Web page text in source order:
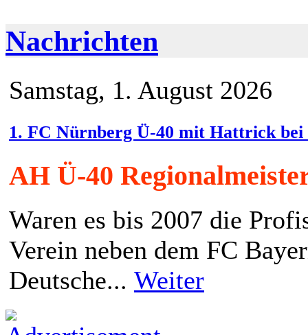
Nachrichten
Samstag, 1. August 2026
1. FC Nürnberg Ü-40 mit Hattrick bei
AH Ü-40
Waren es bis 2007 die
Verein neben dem FC
Deutsche... Weiter